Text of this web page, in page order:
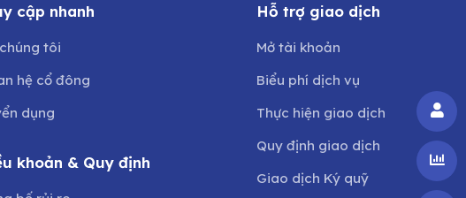
cập nhanh
tôi
hệ cổ đông
dụng
khoản & Quy định
Hỗ trợ giao dịch
Mở tài khoản
Biểu phí dịch vụ
Thực hiện giao dịch
Quy định giao dịch
Giao dịch Ký quỹ